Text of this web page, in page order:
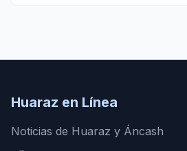
Huaraz en Línea
Noticias de Huaraz y Áncash